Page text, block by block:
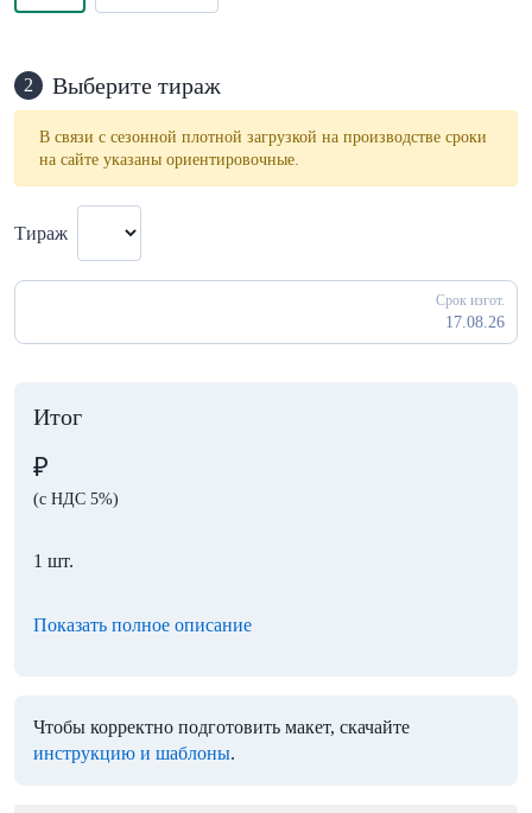
2 Выберите тираж
В связи с сезонной плотной загрузкой на производстве сроки
на сайте указаны ориентировочные.
Тираж
Срок изгот.
17.08.26
Итог
₽
(с НДС 5%)
1 шт.
Показать полное описание
Чтобы корректно подготовить макет, скачайте
инструкцию и шаблоны.